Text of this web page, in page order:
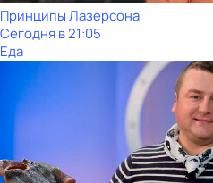
Принципы Лазерсона
Сегодня в 21:05
Еда